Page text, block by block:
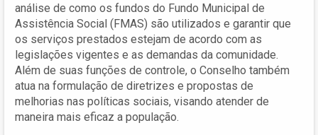
análise de como os fundos do Fundo Municipal de
Assistência Social (FMAS) são utilizados e garantir que
os serviços prestados estejam de acordo com as
legislações vigentes e as demandas da comunidade.
Além de suas funções de controle, o Conselho também
atua na formulação de diretrizes e propostas de
melhorias nas políticas sociais, visando atender de
maneira mais eficaz a população.